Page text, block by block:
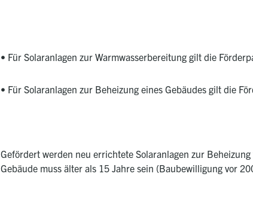
• Für Solaranlagen zur Warmwasserbereitung gilt die
• Für Solaranlagen zur Beheizung eines Gebäudes gilt die
Gefördert werden neu errichtete Solaranlagen zur
Gebäude muss älter als 15 Jahre sein (Baubewilligung vor